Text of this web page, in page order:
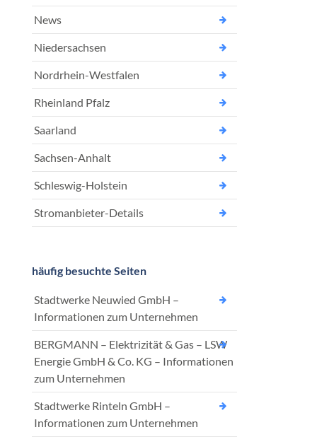
News
Niedersachsen
Nordrhein-Westfalen
Rheinland Pfalz
Saarland
Sachsen-Anhalt
Schleswig-Holstein
Stromanbieter-Details
häufig besuchte Seiten
Stadtwerke Neuwied GmbH –
Informationen zum Unternehmen
BERGMANN – Elektrizität & Gas – LSW
Energie GmbH & Co. KG – Informationen
zum Unternehmen
Stadtwerke Rinteln GmbH –
Informationen zum Unternehmen